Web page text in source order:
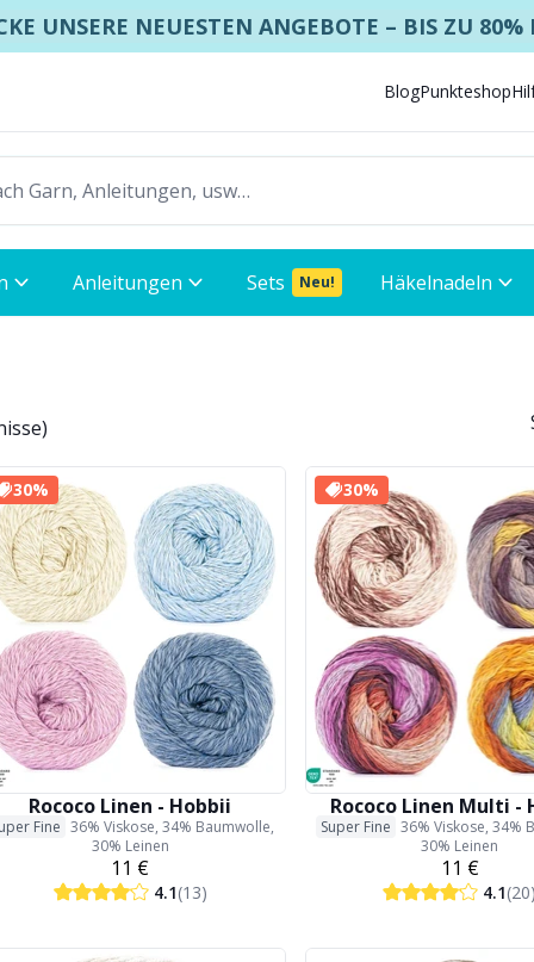
UNSERE NEUESTEN ANGEBOTE – BIS ZU 80%
BlogPunkteshop
Anleitungen Sets Neu! Häkelnadeln
)
30%
Rococo Linen - Hobbii
Fine 36% Viskose, 34% Baumwolle,
30% Leinen
11 €
4.1(13)
30%
Rococo Linen Multi -
Super Fine 36% Viskose, 34%
30% Leinen
11 €
4.1(20)